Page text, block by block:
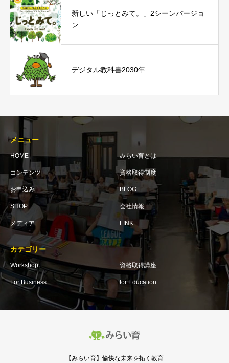
新しい「じっとみて。」2シーンバージョ
ン
デジタル教科書2030年
メニュー
HOME みらい育とは
コンテンツ 資格取得制度
お申込み BLOG
SHOP 会社情報
メディア LINK
カテゴリー
Workshop 資格取得講座
For Business for Education
【みらい育】愉快な未来を拓く教育